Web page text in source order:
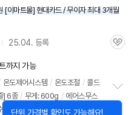
이마트몰] 현대카드 / 무이자 최대 3개월
25.04. 등록
관
까지 가능
온도제어시스템 / 온도조절 / 콜드
] 6종 / 무게: 600g / 에어스무스
30mm코안다2x컬링배럴 / 40
정